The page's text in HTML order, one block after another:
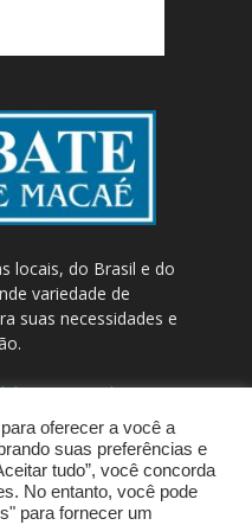
locais, do Brasil e do
variedade de
suas necessidades e
/
oferecer a você a
suas preferências e
tudo”, você concorda
No entanto, você pode
para fornecer um